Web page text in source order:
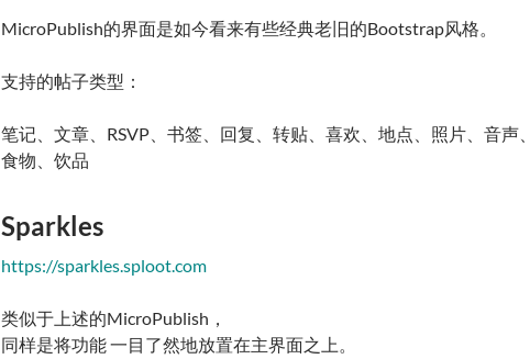
MicroPublish的界面是如今看来有些经典老旧的Bootstrap风格。
支持的帖子类型：
笔记、文章、RSVP、书签、回复、转贴、喜欢、地点、照片、音声、
食物、饮品
Sparkles
https://sparkles.sploot.com
类似于上述的MicroPublish，
同样是将功能 一目了然地放置在主界面之上。